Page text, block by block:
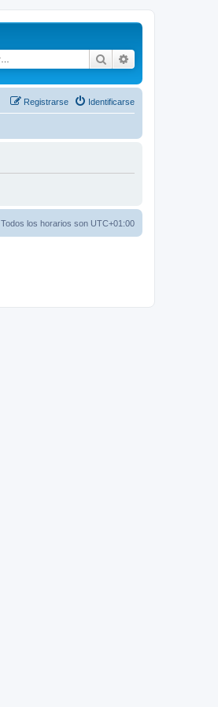
Buscar
Identificarse
Registrarse
Todos los horarios son UTC+01:00